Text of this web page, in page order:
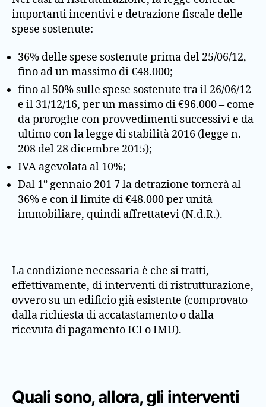
importanti incentivi e detrazione fiscale delle
spese sostenute:
36% delle spese sostenute prima del 25/06/12,
fino ad un massimo di €48.000;
fino al 50% sulle spese sostenute tra il 26/06/12
e il 31/12/16, per un massimo di €96.000 – come
da proroghe con provvedimenti successivi e da
ultimo con la legge di stabilità 2016 (legge n.
208 del 28 dicembre 2015);
IVA agevolata al 10%;
Dal 1° gennaio 201 7 la detrazione tornerà al
36% e con il limite di €48.000 per unità
immobiliare, quindi affrettatevi (N.d.R.).
La condizione necessaria è che si tratti,
effettivamente, di interventi di ristrutturazione,
ovvero su un edificio già esistente (comprovato
dalla richiesta di accatastamento o dalla
ricevuta di pagamento ICI o IMU).
Quali sono, allora, gli interventi